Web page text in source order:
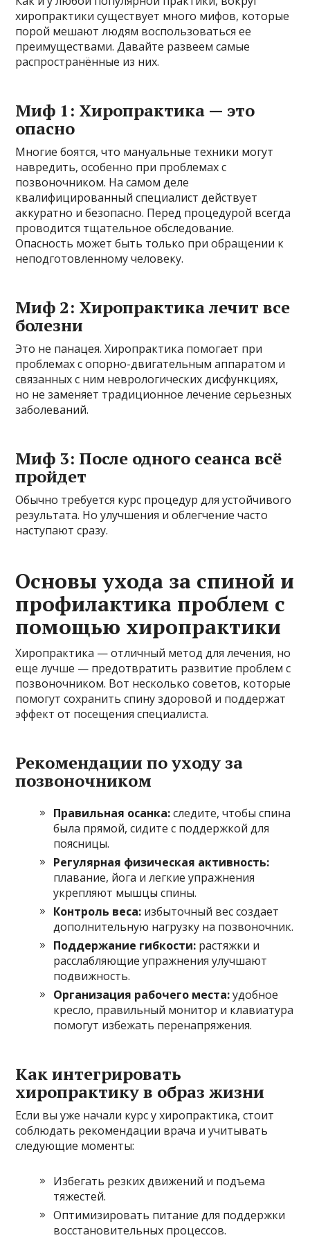
хиропрактики существует много мифов, которые
порой мешают людям воспользоваться ее
преимуществами. Давайте развеем самые
распространённые из них.
Миф 1: Хиропрактика — это
опасно
Многие боятся, что мануальные техники могут
навредить, особенно при проблемах с
позвоночником. На самом деле
квалифицированный специалист действует
аккуратно и безопасно. Перед процедурой всегда
проводится тщательное обследование.
Опасность может быть только при обращении к
неподготовленному человеку.
Миф 2: Хиропрактика лечит все
болезни
Это не панацея. Хиропрактика помогает при
проблемах с опорно-двигательным аппаратом и
связанных с ним неврологических дисфункциях,
но не заменяет традиционное лечение серьезных
заболеваний.
Миф 3: После одного сеанса всё
пройдет
Обычно требуется курс процедур для устойчивого
результата. Но улучшения и облегчение часто
наступают сразу.
Основы ухода за спиной и
профилактика проблем с
помощью хиропрактики
Хиропрактика — отличный метод для лечения, но
еще лучше — предотвратить развитие проблем с
позвоночником. Вот несколько советов, которые
помогут сохранить спину здоровой и поддержат
эффект от посещения специалиста.
Рекомендации по уходу за
позвоночником
Правильная осанка:следите, чтобы спина
была прямой, сидите с поддержкой для
поясницы.
Регулярная физическая активность:
плавание, йога и легкие упражнения
укрепляют мышцы спины.
Контроль веса: избыточный вес создает
дополнительную нагрузку на позвоночник.
Поддержание гибкости: растяжки и
расслабляющие упражнения улучшают
подвижность.
Организация рабочего места:удобное
кресло, правильный монитор и клавиатура
помогут избежать перенапряжения.
Как интегрировать
хиропрактику в образ жизни
Если вы уже начали курс у хиропрактика, стоит
соблюдать рекомендации врача и учитывать
следующие моменты:
Избегать резких движений и подъема
тяжестей.
Оптимизировать питание для поддержки
восстановительных процессов.